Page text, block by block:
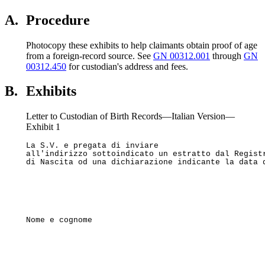
A. Procedure
Photocopy these exhibits to help claimants obtain proof of age
from a foreign-record source. See GN 00312.001 through GN
00312.450 for custodian's address and fees.
B. Exhibits
Letter to Custodian of Birth Records—Italian Version—
Exhibit 1
La S.V. e pregata di inviare
all'indirizzo sottoindicato un estratto dal
di Nascita od una dichiarazione indicante la
Nome e cognome